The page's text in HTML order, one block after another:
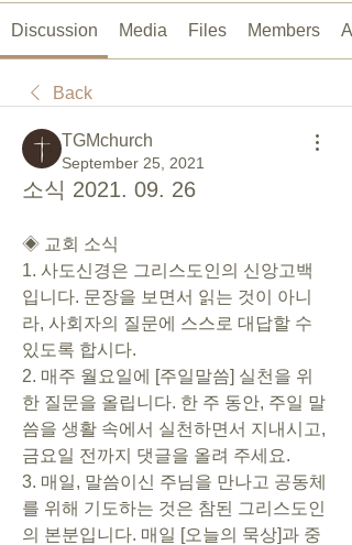
Discussion Media Files Members
Back
TGMchurch
September 25, 2021
소식 2021. 09. 26
◈ 교회 소식
1. 사도신경은 그리스도인의 신앙고백
입니다. 문장을 보면서 읽는 것이 아니
라, 사회자의 질문에 스스로 대답할 수
있도록 합시다.
2. 매주 월요일에 [주일말씀] 실천을 위
한 질문을 올립니다. 한 주 동안, 주일 말
씀을 생활 속에서 실천하면서 지내시고,
금요일 전까지 댓글을 올려 주세요.
3. 매일, 말씀이신 주님을 만나고 공동체
를 위해 기도하는 것은 참된 그리스도인
의 본분입니다. 매일 [오늘의 묵상]과 중